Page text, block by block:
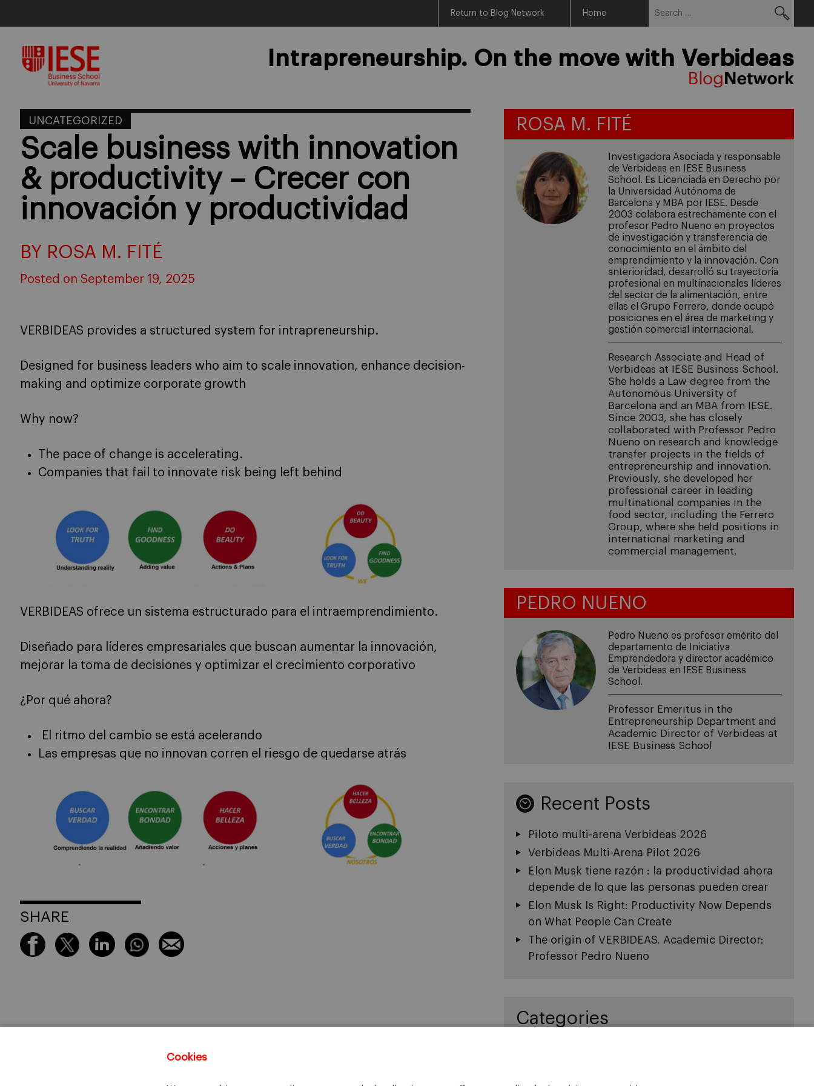
Cookies
content
Return to Blog Network Home
Intrapreneurship. On the move with Verbideas
UNCATEGORIZED
Scale business with innovation
& productivity – Crecer con
innovación y productividad
BY ROSA M. FITÉ
Posted on September 19, 2025
VERBIDEAS provides a structured system for intrapreneurship.
Designed for business leaders who aim to scale innovation, enhance decision-
making and optimize corporate growth
Why now?
The pace of change is accelerating.
Companies that fail to innovate risk being left behind
VERBIDEAS ofrece un sistema estructurado para el intraemprendimiento.
Diseñado para líderes empresariales que buscan aumentar la innovación,
mejorar la toma de decisiones y optimizar el crecimiento corporativo
¿Por qué ahora?
El ritmo del cambio se está acelerando
Las empresas que no innovan corren el riesgo de quedarse atrás
SHARE
ROSA M. FITÉ
Investigadora Asociada y responsable
de Verbideas en IESE Business
School. Es Licenciada en Derecho por
la Universidad Autónoma de
Barcelona y MBA por IESE. Desde
2003 colabora estrechamente con el
profesor Pedro Nueno en proyectos
de investigación y transferencia de
conocimiento en el ámbito del
emprendimiento y la innovación. Con
anterioridad, desarrolló su trayectoria
profesional en multinacionales líderes
del sector de la alimentación, entre
ellas el Grupo Ferrero, donde ocupó
posiciones en el área de marketing y
gestión comercial internacional.
Research Associate and Head of
Verbideas at IESE Business School.
She holds a Law degree from the
Autonomous University of
Barcelona and an MBA from IESE.
Since 2003, she has closely
collaborated with Professor Pedro
Nueno on research and knowledge
transfer projects in the fields of
entrepreneurship and innovation.
Previously, she developed her
professional career in leading
multinational companies in the
food sector, including the Ferrero
Group, where she held positions in
international marketing and
commercial management.
PEDRO NUENO
Pedro Nueno es profesor emérito del
departamento de Iniciativa
Emprendedora y director académico
de Verbideas en IESE Business
School.
Professor Emeritus in the
Entrepreneurship Department and
Academic Director of Verbideas at
IESE Business School
Recent Posts
Piloto multi-arena Verbideas 2026
Verbideas Multi-Arena Pilot 2026
Elon Musk tiene razón : la productividad ahora
depende de lo que las personas pueden crear
Elon Musk Is Right: Productivity Now Depends
on What People Can Create
The origin of VERBIDEAS. Academic Director:
Professor Pedro Nueno
Categories